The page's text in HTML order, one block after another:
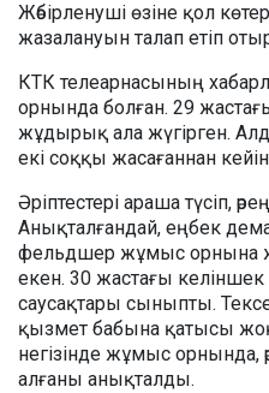
Жәбірленуші өзіне қол
жазалануын талап етіп
КТК телеарнасының
орнында болған. 29
жұдырық ала жүгірген.
екі соққы жасағаннан
Әріптестері араша түсіп,
Анықталғандай, еңбек
фельдшер жұмыс орнына
екен. 30 жастағы
саусақтары сыныпты.
қызмет бабына қатысы
негізінде жұмыс орнында,
алғаны анықталды.